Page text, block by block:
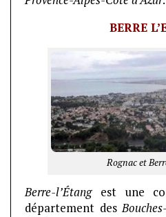
BERRE
Rognac et
Berre-l’Étangest une
département des